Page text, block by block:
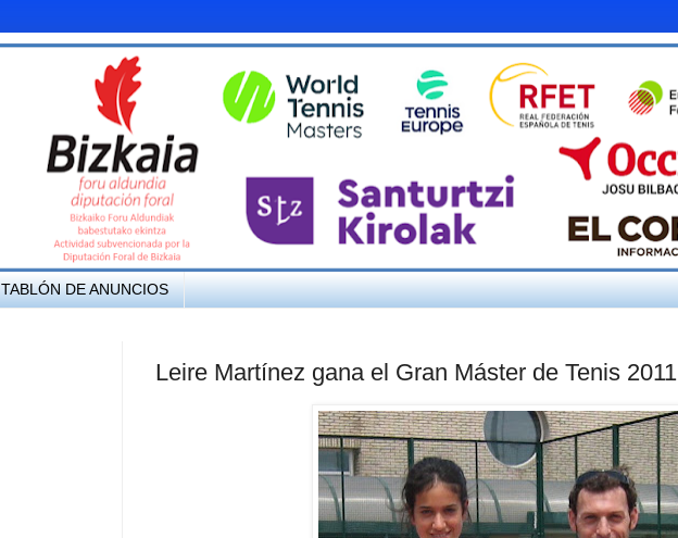
TABLÓN DE ANUNCIOS
Leire Martínez gana el Gran Máster de Tenis 2011